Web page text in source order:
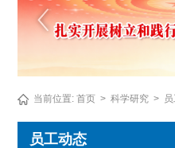
当前位置:首页 > 科学研究 >
员工动态